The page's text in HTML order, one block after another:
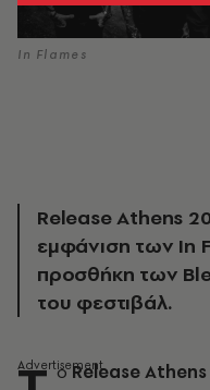
In Flames
Release Athens
εμφάνιση των In
προσθήκη των
του φεστιβάλ.
οRelease